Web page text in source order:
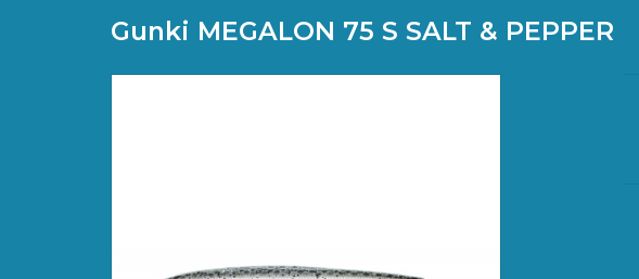
Gunki MEGALON 75 S SALT & PEPPER